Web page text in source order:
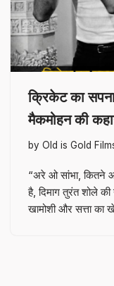
क्रिकेट का
मैकमोहन की
by Old is Gold
“अरे ओ सांभा, कितने
है, दिमाग तुरंत शोले की
खामोशी और सत्ता